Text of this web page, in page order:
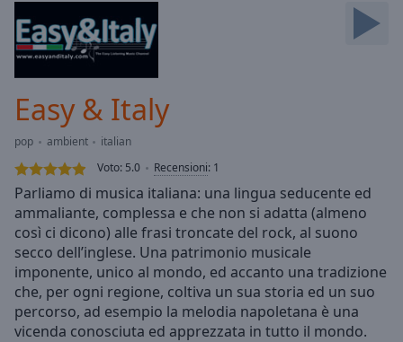
Skip
Forward
Mute
Duration-:-
Loaded:
0.00%
Stream
TypeLIVE
Seek to
currently
behind
live LIVE
Remaining
Time -
Easy & Italy
pop ambient
italian
Voto: 5.0 Recensioni: 1
Parliamo di musica italiana: una lingua seducente ed
ammaliante, complessa e che non si adatta (almeno
così ci dicono) alle frasi troncate del rock, al suono
secco dell’inglese. Una patrimonio musicale
imponente, unico al mondo, ed accanto una tradizione
che, per ogni regione, coltiva un sua storia ed un suo
percorso, ad esempio la melodia napoletana è una
vicenda conosciuta ed apprezzata in tutto il mondo.